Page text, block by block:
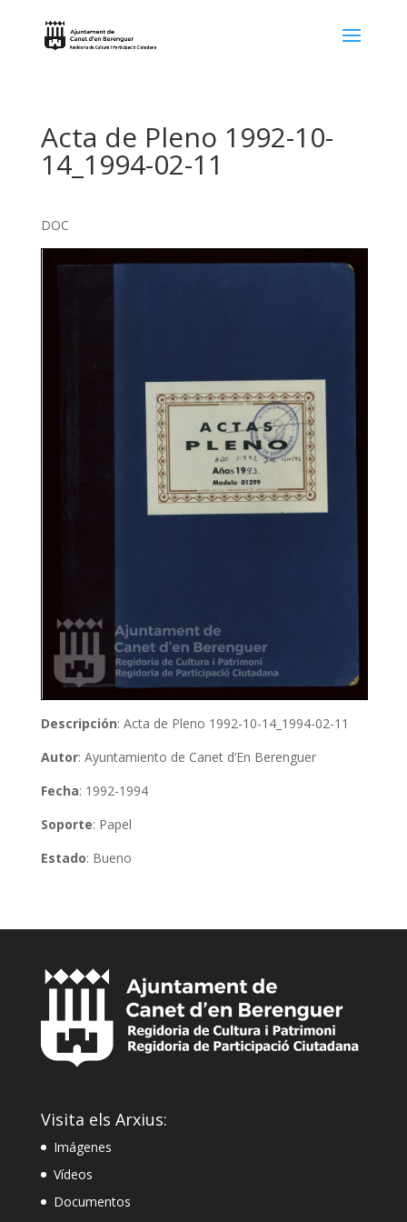
Acta de Pleno 1992-10-
14_1994-02-11
DOC
Descripción: Acta de Pleno 1992-10-14_1994-02-11
Autor: Ayuntamiento de Canet d’En Berenguer
Fecha: 1992-1994
Soporte: Papel
Estado: Bueno
Visita els Arxius:
Imágenes
Vídeos
Documentos